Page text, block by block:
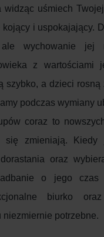
widząc uśmiech
i uspokajający.
wychowanie jej
z wartościami
szybko, a dzieci rosną
podczas wymiany
coraz to
się zmieniają. Kiedy
oraz
o jego czas
biurko oraz
niezmiernie potrzebne.